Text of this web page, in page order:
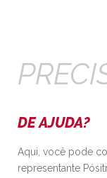
DE AJUDA?
Aqui, você pode
representante